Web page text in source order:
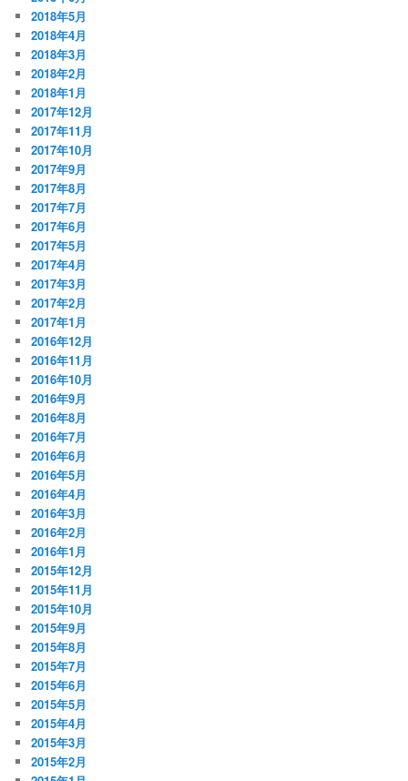
2018年5月
2018年4月
2018年3月
2018年2月
2018年1月
2017年12月
2017年11月
2017年10月
2017年9月
2017年8月
2017年7月
2017年6月
2017年5月
2017年4月
2017年3月
2017年2月
2017年1月
2016年12月
2016年11月
2016年10月
2016年9月
2016年8月
2016年7月
2016年6月
2016年5月
2016年4月
2016年3月
2016年2月
2016年1月
2015年12月
2015年11月
2015年10月
2015年9月
2015年8月
2015年7月
2015年6月
2015年5月
2015年4月
2015年3月
2015年2月